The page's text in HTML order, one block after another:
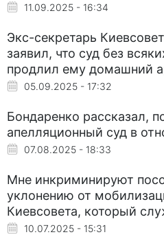
11.09.2025 - 16:34
Экс-секретарь
заявил, что суд без
продлил ему домашний
05.09.2025 - 17:32
Бондаренко рассказал,
апелляционный суд в
07.08.2025 - 18:33
Мне инкриминируют
уклонению от
Киевсовета, который
10.07.2025 - 15:31